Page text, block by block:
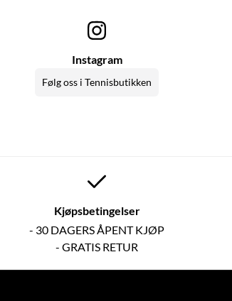
Instagram
Følg oss i Tennisbutikken
Kjøpsbetingelser
- 30 DAGERS ÅPENT KJØP
- GRATIS RETUR